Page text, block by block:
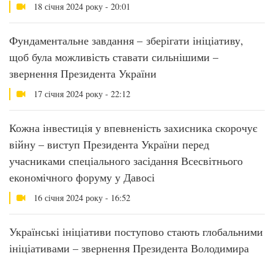
18 січня 2024 року - 20:01
Фундаментальне завдання – зберігати ініціативу,
щоб була можливість ставати сильнішими –
звернення Президента України
17 січня 2024 року - 22:12
Кожна інвестиція у впевненість захисника скорочує
війну – виступ Президента України перед
учасниками спеціального засідання Всесвітнього
економічного форуму у Давосі
16 січня 2024 року - 16:52
Українські ініціативи поступово стають глобальними
ініціативами – звернення Президента Володимира